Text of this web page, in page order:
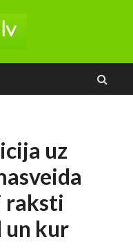
uz
raksti
un kur